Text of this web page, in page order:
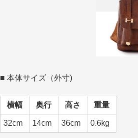
■ 本体サイズ（外寸)
横幅 奥行 高さ 重量
32cm 14cm 36cm 0.6kg